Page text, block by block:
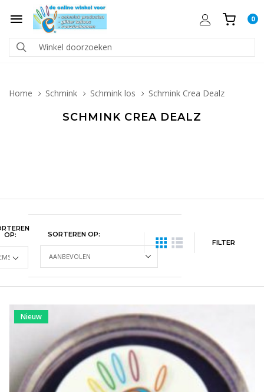
0
Home Schmink Schmink los Schmink Crea Dealz
SCHMINK CREA DEALZ
OP:
SORTEREN OP:
FILTER
Nieuw